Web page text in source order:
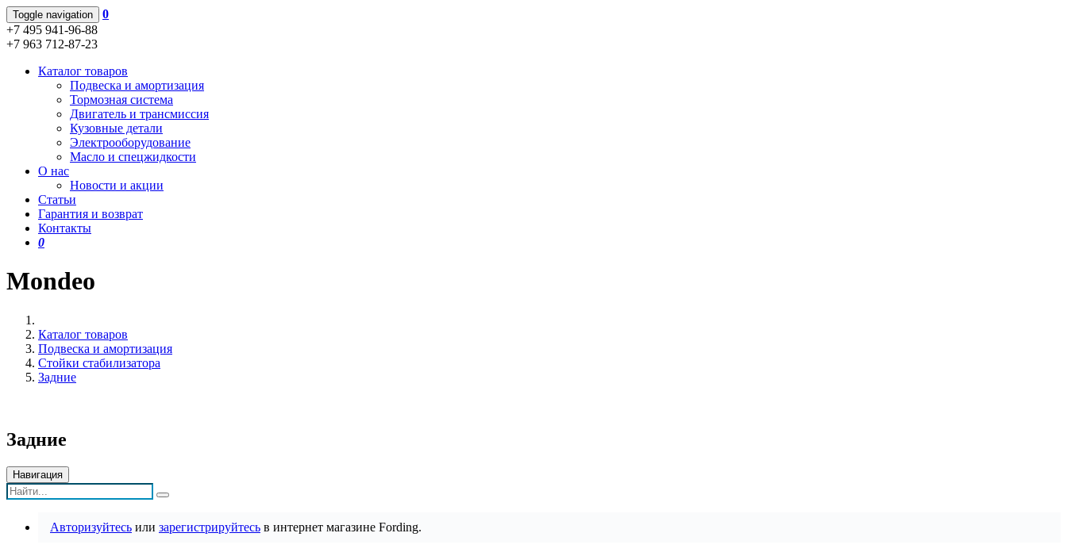
Toggle navigation
0
+7 495 941-96-88
+7 963 712-87-23
Каталог товаров
Подвеска и амортизация
Тормозная система
Двигатель и трансмиссия
Кузовные детали
Электрооборудование
Масло и спецжидкости
О нас
Новости и акции
Статьи
Гарантия и возврат
Контакты
0
Mondeo
Каталог товаров
Подвеска и амортизация
Стойки стабилизатора
Задние
Задние
Навигация
Авторизуйтесь или зарегистрируйтесь в интернет магазине Fording.